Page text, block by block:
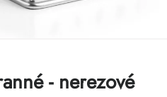
- nerezové